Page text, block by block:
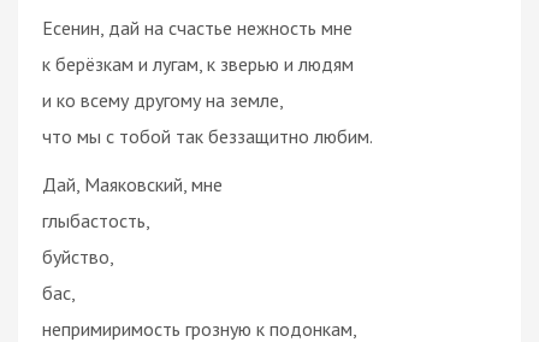
Есенин, дай на счастье нежность мне
к берёзкам и лугам, к зверью и людям
и ко всему другому на земле,
что мы с тобой так беззащитно любим.
Дай, Маяковский, мне
глыбастость,
буйство,
бас,
непримиримость грозную к подонкам,